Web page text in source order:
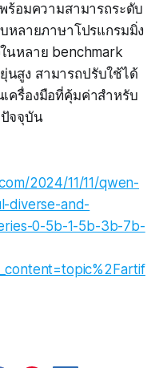
ร้อมความสามารถระดับ
หลายภาษาโปรแกรมมิ่ง
นหลาย benchmark
สูง สามารถปรับใช้ได้
ครื่องมือที่คุ้มค่าสำหรับ
จจุบัน
2024/11/11/qwen-
diverse-and-
0-5b-1-5b-3b-7b-